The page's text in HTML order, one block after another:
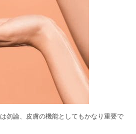
勿論、皮膚の機能としてもかなり重要で